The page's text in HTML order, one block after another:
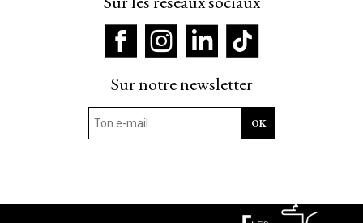
Sur notre newsletter